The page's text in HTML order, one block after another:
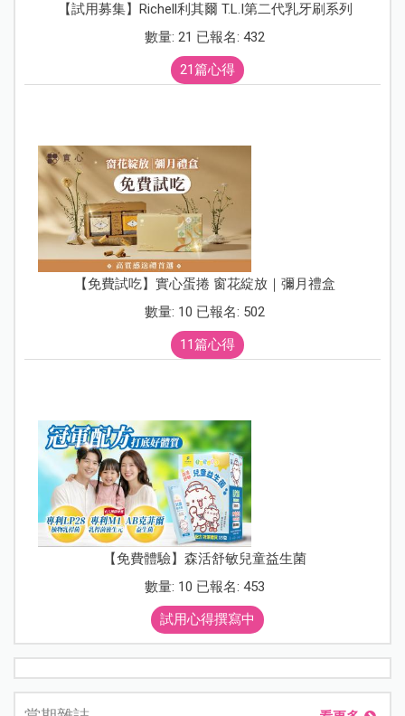
【試用募集】Richell利其爾 T.L.I第二代乳牙刷系列
數量: 21 已報名: 432
21篇心得
【免費試吃】實心蛋捲 窗花綻放｜彌月禮盒
數量: 10 已報名: 502
11篇心得
【免費體驗】森活舒敏兒童益生菌
數量: 10 已報名: 453
試用心得撰寫中